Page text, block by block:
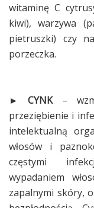
witaminę C
kiwi), warzywa
pietruszki) czy
porzeczka.
► CYNK–
przeziębienie i
intelektualną
włosów i
częstymi
wypadaniem
zapalnymi skóry,